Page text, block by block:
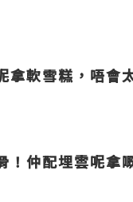
軟雪糕，唔會
仲配埋雲呢拿